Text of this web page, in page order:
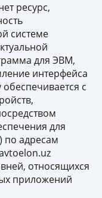
ресурс,
системе
для ЭВМ,
интерфейса
с
для
по адресам
относящихся
приложений